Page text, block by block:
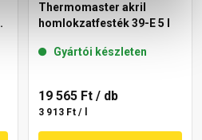
Thermomaster akril
homlokzatfesték 39-E 5 l
Gyártói készleten
19 565 Ft / db
3 913 Ft / l